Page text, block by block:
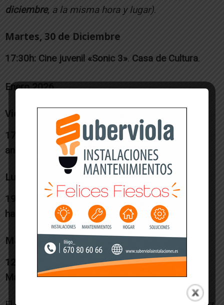
diciembre, a la misma hora y lugar).
Martes, 30 de Diciembre
17:30h: Cine juvenil «Sonic 3». Casa de Cultura.
Enero 2026
Viernes, 2 de Enero
17:00h:
Recepción de los Pajes Reales con
animación
Polideportivo.
Lunes, 5 de Enero (Noche de Reyes)
19:00h: Cabalgata de Reyes .Recorrido
habitual
por las calles de Murchante.
Martes, 6 de Enero (Día de Reyes)
12:00h:
Misa con la presencia de los Reyes
Magos
.Iglesia.